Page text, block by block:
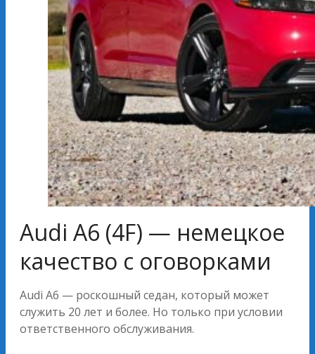
Audi A6 (4F) — немецкое
качество с оговорками
Audi A6 — роскошный седан, который может
служить 20 лет и более. Но только при условии
ответственного обслуживания.